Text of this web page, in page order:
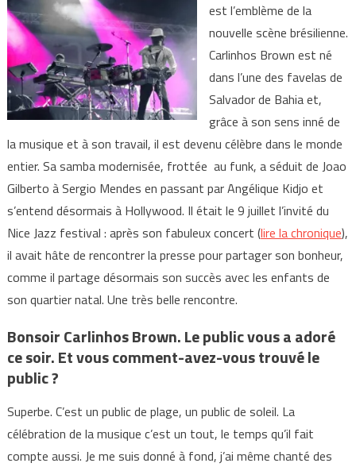
est l’emblème de la
nouvelle scène brésilienne.
Carlinhos Brown est né
dans l’une des favelas de
Salvador de Bahia et,
grâce à son sens inné de
la musique et à son travail, il est devenu célèbre dans le monde
entier. Sa samba modernisée, frottée au funk, a séduit de Joao
Gilberto à Sergio Mendes en passant par Angélique Kidjo et
s’entend désormais à Hollywood. Il était le 9 juillet l’invité du
Nice Jazz festival : après son fabuleux concert (lire la chronique),
il avait hâte de rencontrer la presse pour partager son bonheur,
comme il partage désormais son succès avec les enfants de
son quartier natal. Une très belle rencontre.
Bonsoir Carlinhos Brown. Le public vous a adoré
ce soir. Et vous comment-avez-vous trouvé le
public ?
Superbe. C’est un public de plage, un public de soleil. La
célébration de la musique c’est un tout, le temps qu’il fait
compte aussi. Je me suis donné à fond, j’ai même chanté des